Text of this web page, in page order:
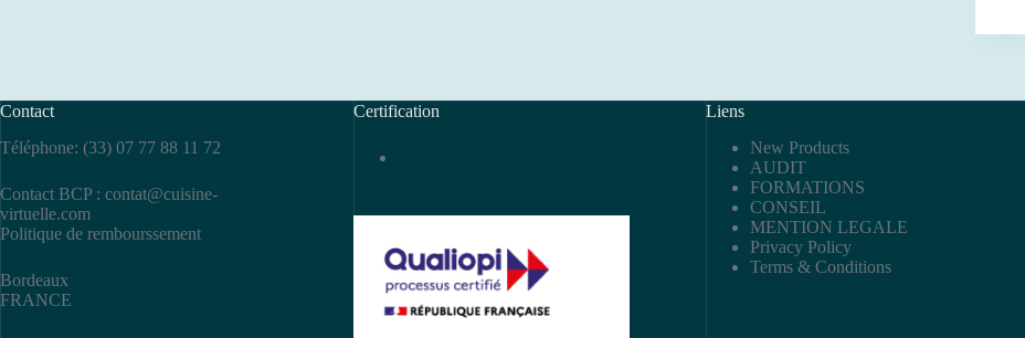
Contact
Téléphone: (33) 07 77 88 11 72
Contact BCP : contat@cuisine-
virtuelle.com
Politique de rembourssement
Bordeaux
FRANCE
Certification
Liens
New Products
AUDIT
FORMATIONS
CONSEIL
MENTION LEGALE
Privacy Policy
Terms & Conditions